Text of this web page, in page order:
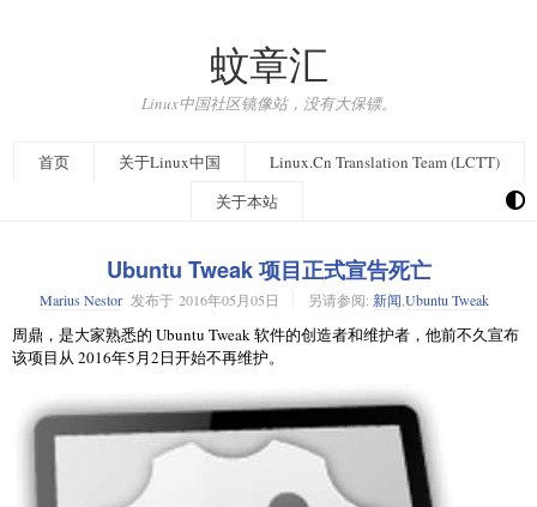
蚊章汇
Linux中国社区镜像站，没有大保镖。
首页 关于Linux中国
Linux.Cn Translation Team (LCTT)
关于本站
Ubuntu Tweak 项目正式宣告死亡
Marius Nestor发布于 2016年05月05日 另请参阅: 新闻 Ubuntu Tweak
周鼎，是大家熟悉的 Ubuntu Tweak 软件的创造者和维护者，他前不久宣布
该项目从 2016年5月2日开始不再维护。